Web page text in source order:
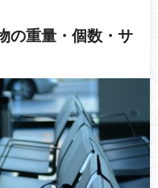
の重量・個数・サ